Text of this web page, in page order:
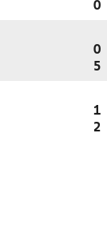
0
0
5
1
2